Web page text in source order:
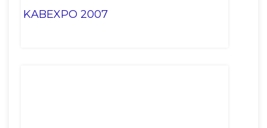
KABEXPO 2007